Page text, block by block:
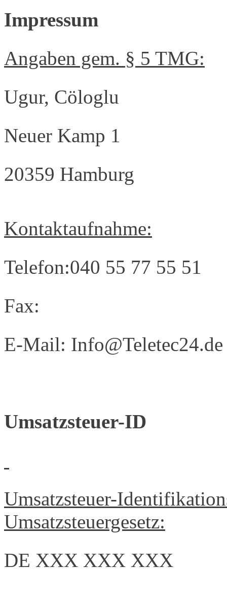
Impressum
Angaben gem. § 5 TMG:
Ugur, Cöloglu
Neuer Kamp 1
20359 Hamburg
Kontaktaufnahme:
Telefon:040 55 77 55 51
Fax:
E-Mail: Info@Teletec24.de
Umsatzsteuer-ID
Umsatzsteuer-
Umsatzsteuergesetz:
DE XXX XXX XXX